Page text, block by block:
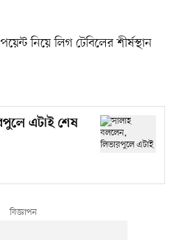
নিয়ে লিগ টেবিলের শীর্ষস্থান
এটাই শেষ